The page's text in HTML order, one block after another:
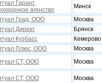
Гарант,
агенство
Минск
Град, ООО
Москва
Директ
Брянск
Кузбасс
Кемерово
Плюс, ООО
Москва
СТ, ООО
Москва
СТ, ООО
Москва